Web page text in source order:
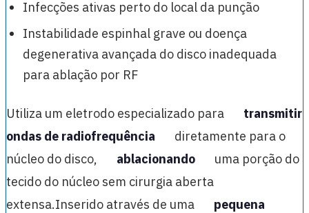
Infecções ativas perto do local da punção
Instabilidade espinhal grave ou doença
degenerativa avançada do disco inadequada
para ablação por RF
Utiliza um eletrodo especializado para
transmitir
ondas de radiofrequência
diretamente para o
núcleo do disco,
ablacionando
uma porção do
tecido do núcleo sem cirurgia aberta
extensa.Inserido através de uma
pequena